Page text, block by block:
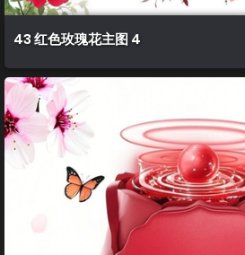
43 红色玫瑰花主图 4